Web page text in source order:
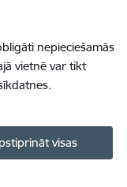
nepieciešamās
vietnē var tikt
visas